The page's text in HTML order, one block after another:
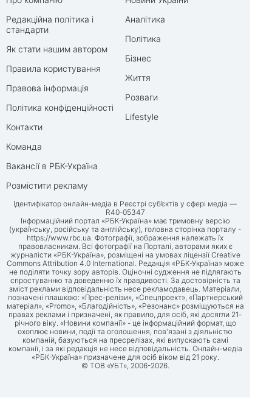
Редакційна політика і
стандарти
Як стати нашим автором
Правила користування
Правова інформація
Політика конфіденційності
Контакти
Команда
Вакансії в РБК-Україна
Розмістити рекламу
Аналітика
Політика
Бізнес
Життя
Розваги
Lifestyle
Ідентифікатор онлайн-медіа в Реєстрі суб’єктів у сфері медіа —
R40-05347
Інформаційний портал «РБК-Україна» має тримовну версію
(українську, російську та англійську), головна сторінка порталу -
https://www.rbc.ua. Фотографії, зображення належать їх
правовласникам. Всі фотографії на Порталі, авторами яких є
журналісти «РБК-Україна», розміщені на умовах ліцензії Creative
Commons Attribution 4.0 International. Редакція «РБК-Україна» може
не поділяти точку зору авторів. Оціночні судження не підлягають
спростуванню та доведенню їх правдивості. За достовірність та
зміст реклами відповідальність несе рекламодавець. Матеріали,
позначені плашкою: «Прес-релізи», «Спецпроект», «Партнерський
матеріал», «Promo», «Благодійність», «Резонанс» розміщуються на
правах реклами і призначені, як правило, для осіб, які досягли 21-
річного віку. «Новини компанії» - це інформаційний формат, що
охоплює новини, події та оголошення, пов'язані з діяльністю
компаній, базуються на пресрелізах, які випускають самі
компанії, і за які редакція не несе відповідальність. Онлайн-медіа
«РБК-Україна» призначене для осіб віком від 21 року.
© ТОВ «УБТ», 2006-2026.